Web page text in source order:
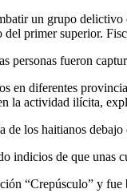
un grupo delictivo
primer superior.
personas fueron
en diferentes
la actividad ilícita,
de los haitianos debajo
indicios de que unas
“Crepúsculo” y